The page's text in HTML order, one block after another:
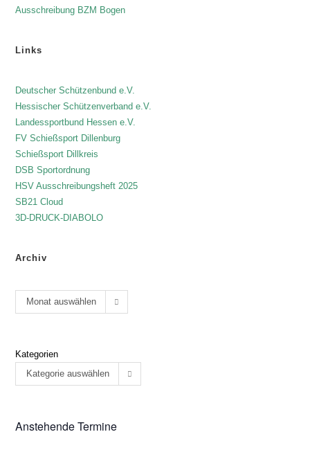
Ausschreibung BZM Bogen
Links
Deutscher Schützenbund e.V.
Hessischer Schützenverband e.V.
Landessportbund Hessen e.V.
FV Schießsport Dillenburg
Schießsport Dillkreis
DSB Sportordnung
HSV Ausschreibungsheft 2025
SB21 Cloud
3D-DRUCK-DIABOLO
Archiv
Monat auswählen
Kategorien
Kategorie auswählen
Anstehende Termine